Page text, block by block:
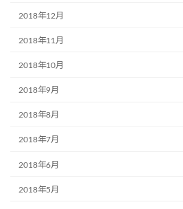
2018年12月
2018年11月
2018年10月
2018年9月
2018年8月
2018年7月
2018年6月
2018年5月